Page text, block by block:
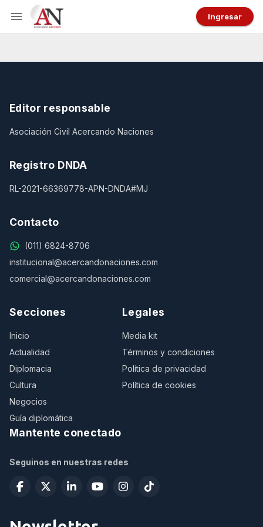
Ingresar
Editor responsable
Asociación Civil Acercando Naciones
Registro DNDA
RL-2021-66369778-APN-DNDA#MJ
Contacto
(011) 6824-8706
institucional@acercandonaciones.com
comercial@acercandonaciones.com
Secciones
Inicio
Actualidad
Diplomacia
Cultura
Negocios
Guía diplomática
Legales
Media kit
Términos y condiciones
Política de privacidad
Política de cookies
Mantente conectado
Seguinos en nuestras redes